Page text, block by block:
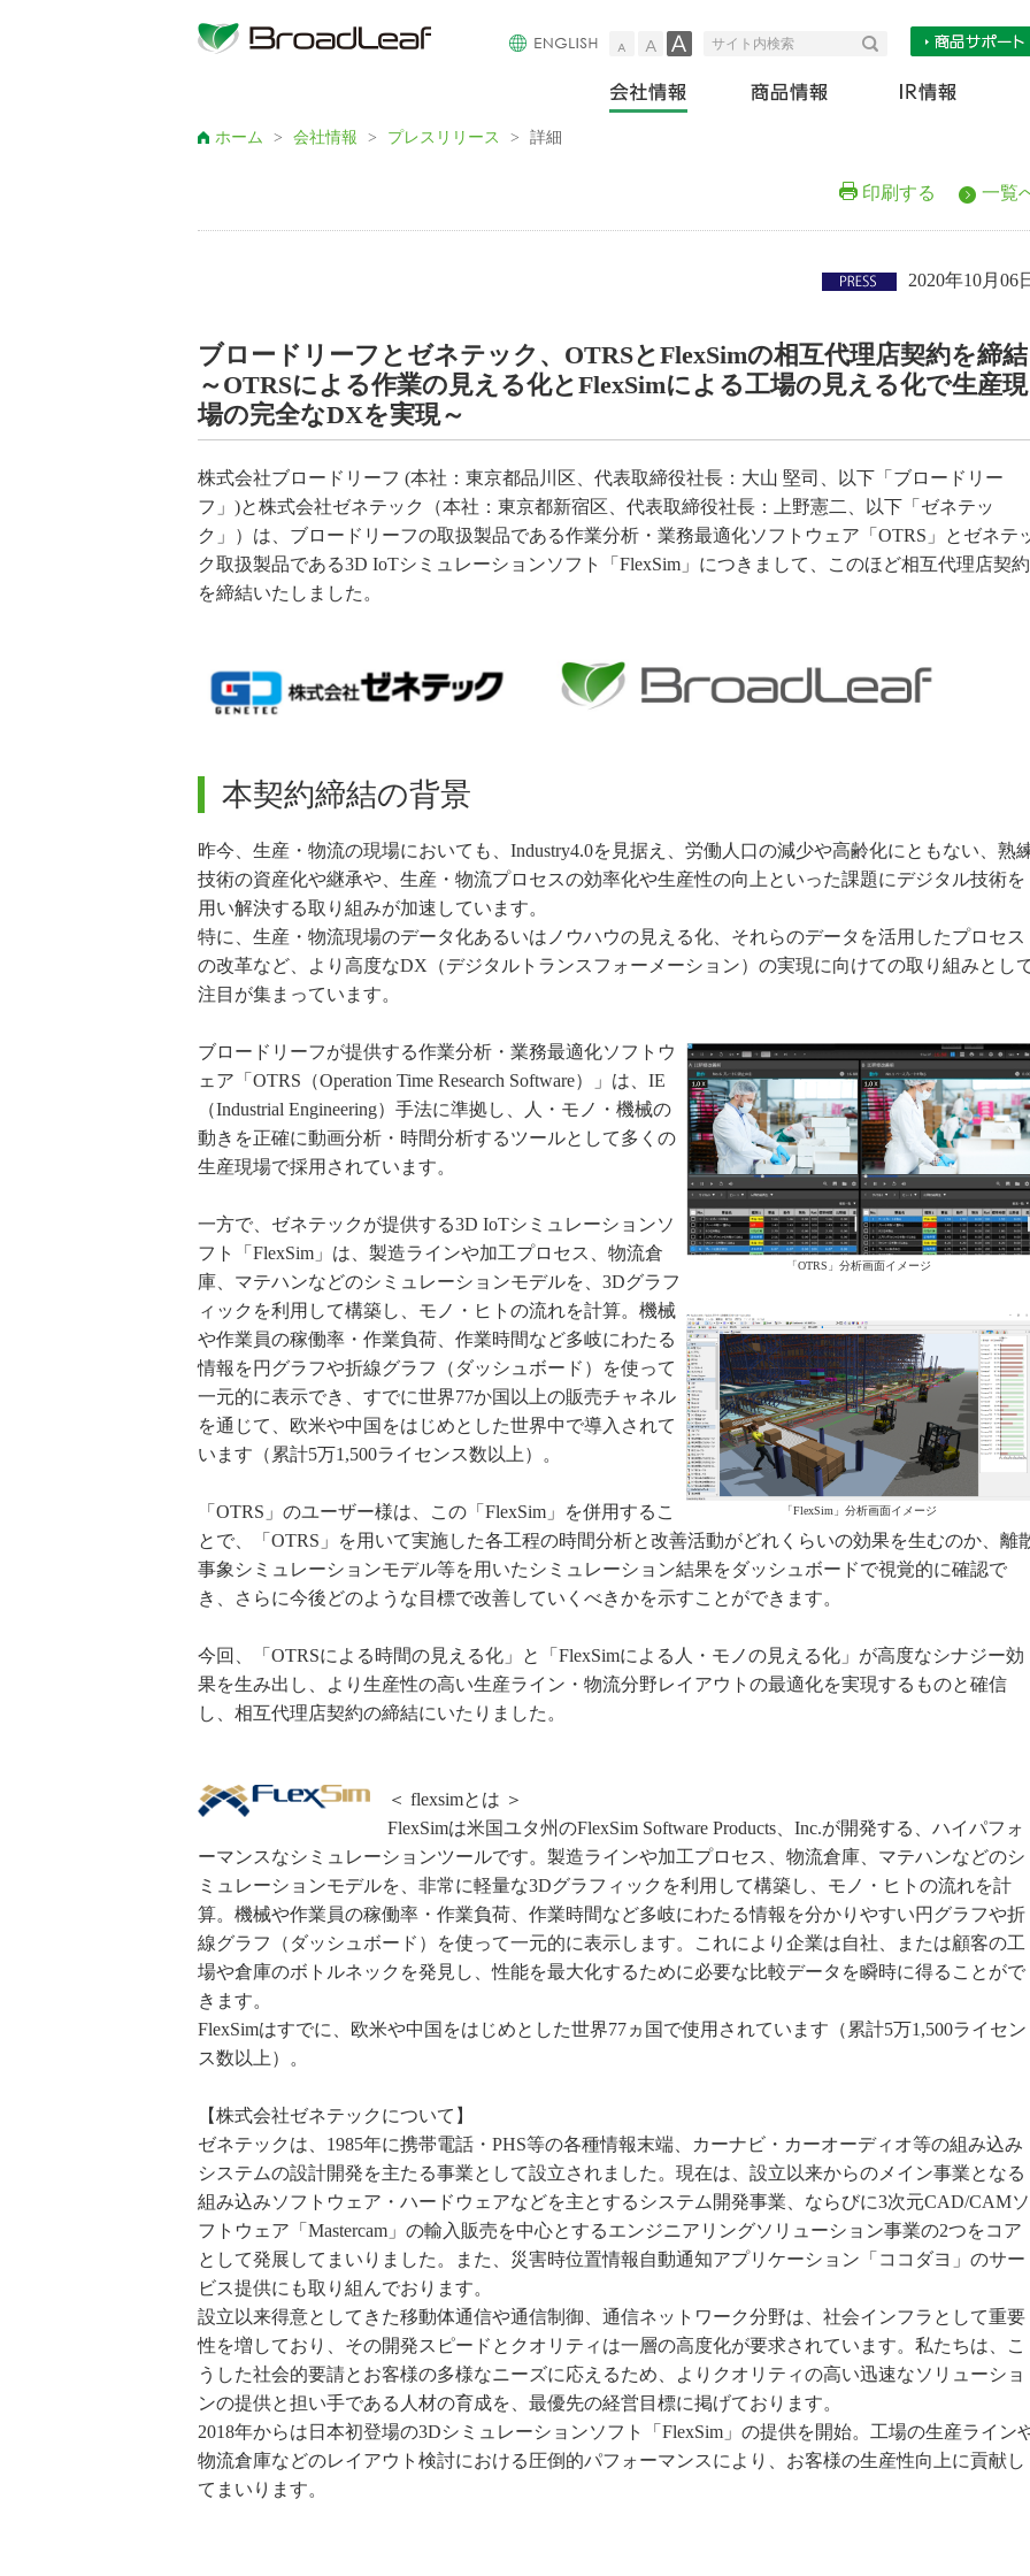
小 大
サイト内検索 検索
ホーム
> 会社情報 > プレスリリース > 詳細
印刷する 一覧
2020年10月06
ブロードリーフとゼネテック、OTRSとFlexSimの相互代理店契約を締結
～OTRSによる作業の見える化とFlexSimによる工場の見える化で生産現
場の完全なDXを実現～
株式会社ブロードリーフ (本社：東京都品川区、代表取締役社長：大山 堅司、以下「ブロードリー
フ」)と株式会社ゼネテック（本社：東京都新宿区、代表取締役社長：上野憲二、以下「ゼネテッ
ク」）は、ブロードリーフの取扱製品である作業分析・業務最適化ソフトウェア「OTRS」とゼネテ
ク取扱製品である3D IoTシミュレーションソフト「FlexSim」につきまして、このほど相互代理店契約
を締結いたしました。
本契約締結の背景
昨今、生産・物流の現場においても、Industry4.0を見据え、労働人口の減少や高齢化にともない、熟
技術の資産化や継承や、生産・物流プロセスの効率化や生産性の向上といった課題にデジタル技術を
用い解決する取り組みが加速しています。
特に、生産・物流現場のデータ化あるいはノウハウの見える化、それらのデータを活用したプロセス
の改革など、より高度なDX（デジタルトランスフォーメーション）の実現に向けての取り組みとし
注目が集まっています。
「OTRS」分析画面イメージ
「FlexSim」分析画面イメージ
ブロードリーフが提供する作業分析・業務最適化ソフトウ
ェア「OTRS（Operation Time Research Software）」は、IE
（Industrial Engineering）手法に準拠し、人・モノ・機械の
動きを正確に動画分析・時間分析するツールとして多くの
生産現場で採用されています。
一方で、ゼネテックが提供する3D IoTシミュレーションソ
フト「FlexSim」は、製造ラインや加工プロセス、物流倉
庫、マテハンなどのシミュレーションモデルを、3Dグラフ
ィックを利用して構築し、モノ・ヒトの流れを計算。機械
や作業員の稼働率・作業負荷、作業時間など多岐にわたる
情報を円グラフや折線グラフ（ダッシュボード）を使って
一元的に表示でき、すでに世界77か国以上の販売チャネル
を通じて、欧米や中国をはじめとした世界中で導入されて
います（累計5万1,500ライセンス数以上）。
「OTRS」のユーザー様は、この「FlexSim」を併用するこ
とで、「OTRS」を用いて実施した各工程の時間分析と改善活動がどれくらいの効果を生むのか、離
事象シミュレーションモデル等を用いたシミュレーション結果をダッシュボードで視覚的に確認で
き、さらに今後どのような目標で改善していくべきかを示すことができます。
今回、「OTRSによる時間の見える化」と「FlexSimによる人・モノの見える化」が高度なシナジー効
果を生み出し、より生産性の高い生産ライン・物流分野レイアウトの最適化を実現するものと確信
し、相互代理店契約の締結にいたりました。
＜ flexsimとは ＞
FlexSimは米国ユタ州のFlexSim Software Products、Inc.が開発する、ハイパフォ
ーマンスなシミュレーションツールです。製造ラインや加工プロセス、物流倉庫、マテハンなどのシ
ミュレーションモデルを、非常に軽量な3Dグラフィックを利用して構築し、モノ・ヒトの流れを計
算。機械や作業員の稼働率・作業負荷、作業時間など多岐にわたる情報を分かりやすい円グラフや折
線グラフ（ダッシュボード）を使って一元的に表示します。これにより企業は自社、または顧客の工
場や倉庫のボトルネックを発見し、性能を最大化するために必要な比較データを瞬時に得ることがで
きます。
FlexSimはすでに、欧米や中国をはじめとした世界77ヵ国で使用されています（累計5万1,500ライセン
ス数以上）。
【株式会社ゼネテックについて】
ゼネテックは、1985年に携帯電話・PHS等の各種情報末端、カーナビ・カーオーディオ等の組み込み
システムの設計開発を主たる事業として設立されました。現在は、設立以来からのメイン事業となる
組み込みソフトウェア・ハードウェアなどを主とするシステム開発事業、ならびに3次元CAD/CAMソ
フトウェア「Mastercam」の輸入販売を中心とするエンジニアリングソリューション事業の2つをコア
として発展してまいりました。また、災害時位置情報自動通知アプリケーション「ココダヨ」のサー
ビス提供にも取り組んでおります。
設立以来得意としてきた移動体通信や通信制御、通信ネットワーク分野は、社会インフラとして重要
性を増しており、その開発スピードとクオリティは一層の高度化が要求されています。私たちは、こ
うした社会的要請とお客様の多様なニーズに応えるため、よりクオリティの高い迅速なソリューショ
ンの提供と担い手である人材の育成を、最優先の経営目標に掲げております。
2018年からは日本初登場の3Dシミュレーションソフト「FlexSim」の提供を開始。工場の生産ライン
物流倉庫などのレイアウト検討における圧倒的パフォーマンスにより、お客様の生産性向上に貢献し
てまいります。